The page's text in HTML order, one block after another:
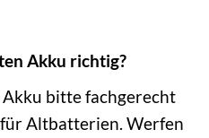
Akku richtig?
Akku bitte fachgerecht
Altbatterien. Werfen